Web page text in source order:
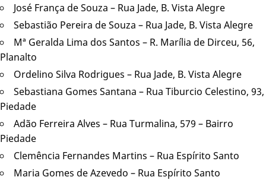
José França de Souza – Rua Jade, B. Vista Alegre
Sebastião Pereira de Souza – Rua Jade, B. Vista Alegre
Mª Geralda Lima dos Santos – R. Marília de Dirceu, 56,
Planalto
Ordelino Silva Rodrigues – Rua Jade, B. Vista Alegre
Sebastiana Gomes Santana – Rua Tiburcio Celestino, 93,
Piedade
Adão Ferreira Alves – Rua Turmalina, 579 – Bairro
Piedade
Clemência Fernandes Martins – Rua Espírito Santo
Maria Gomes de Azevedo – Rua Espírito Santo